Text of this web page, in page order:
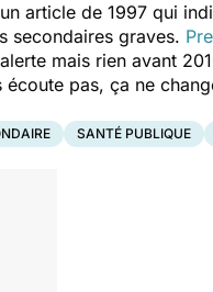
article de 1997 qui
secondaires graves.
mais rien avant
pas, ça ne
SANTÉ PUBLIQUE